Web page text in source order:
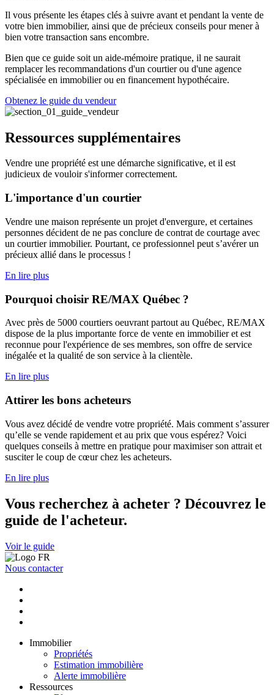
Il vous présente les étapes clés à suivre avant et pendant la vente de
votre bien immobilier, ainsi que de précieux conseils pour mener à
bien votre transaction sans encombre.
Bien que ce guide soit un aide-mémoire pratique, il ne saurait
remplacer les recommandations d'un courtier ou d'une agence
spécialisée en immobilier ou en financement hypothécaire.
Obtenez le guide du vendeur
Ressources supplémentaires
Vendre une propriété est une démarche significative, et il est
judicieux de vouloir s'informer correctement.
L'importance d'un courtier
Vendre une maison représente un projet d'envergure, et certaines
personnes décident de ne pas conclure de contrat de courtage avec
un courtier immobilier. Pourtant, ce professionnel peut s’avérer un
précieux allié dans le processus !
En lire plus
Pourquoi choisir RE/MAX Québec ?
Avec près de 5000 courtiers oeuvrant partout au Québec, RE/MAX
dispose de la plus importante force de vente en immobilier et est
reconnue pour l'expérience de ses membres, son offre de service
inégalée et la qualité de son service à la clientèle.
En lire plus
Attirer les bons acheteurs
Vous avez décidé de vendre votre propriété. Mais comment s’assurer
qu’elle se vende rapidement et au prix que vous espérez? Voici
quelques conseils à mettre en pratique pour maximiser son attrait et
susciter le coup de cœur chez les acheteurs.
En lire plus
Vous recherchez à acheter ? Découvrez le
guide de l'acheteur.
Voir le guide
Nous contacter
Immobilier
Propriétés
Estimation immobilière
Alerte immobilière
Ressources